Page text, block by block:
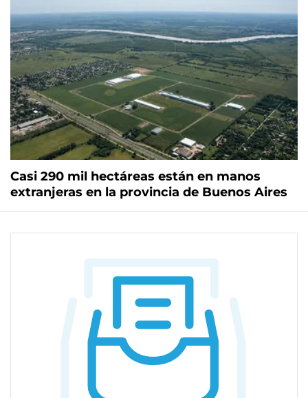
Casi 290 mil hectáreas están en manos
extranjeras en la provincia de Buenos Aires